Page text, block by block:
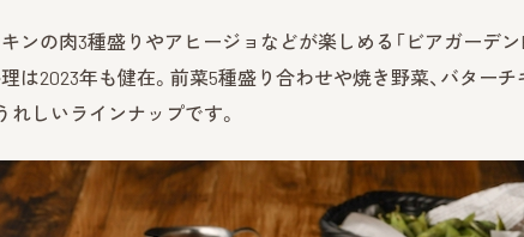
ンの肉3種盛りやアヒージョなどが楽しめる「ビアガーデン
は2023年も健在。前菜5種盛り合わせや焼き野菜、バターチ
しいラインナップです。